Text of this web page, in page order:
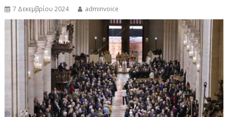
7 Δεκεμβρίου 2024 adminvoice